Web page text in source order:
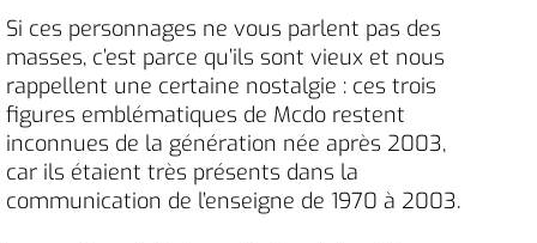
Si ces personnages ne vous parlent pas des
masses, c’est parce qu’ils sont vieux et nous
rappellent une certaine nostalgie : ces trois
figures emblématiques de Mcdo restent
inconnues de la génération née après 2003,
car ils étaient très présents dans la
communication de l’enseigne de 1970 à 2003.